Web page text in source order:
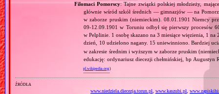
Filomaci Pomorscy: Tajne związki polskiej młodzieży,
głównie wśród szkół średnich — gimnazjów — na
w zaborze pruskim (niemieckim). 08.01.1901 Niemcy
09‐12.09.1901 w Toruniu odbył się pierwszy procesów
w Pelplinie. 1 osobę skazano na 3 miesiące więzienia, 1
dzień, 10 udzielono nagany. 15 uniewinniono. Bardziej
w zakresie średnim i wyższym w zaborze pruskim
edukację: ordynariusz diecezji chełmińskiej, bp
pl.wikipedia.org)
źródła
www.niedziela.diecezja.torun.pl, www.kaszubi.pl,